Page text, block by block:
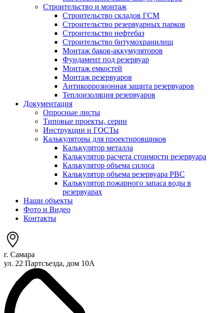
Строительство и монтаж
Строительство складов ГСМ
Строительство резервуарных парков
Строительство нефтебаз
Строительство битумохранилищ
Монтаж баков-аккумуляторов
Фундамент под резервуар
Монтаж емкостей
Монтаж резервуаров
Антикоррозионная защита резервуаров
Теплоизоляция резервуаров
Документация
Опросные листы
Типовые проекты, серии
Инструкции и ГОСТы
Калькуляторы для проектировщиков
Калькулятор металла
Калькулятор расчета стоимости резервуара
Калькулятор объема силоса
Калькулятор объема резервуара РВС
Калькулятор пожарного запаса воды в
резервуарах
Наши объекты
Фото и Видео
Контакты
г. Самара
ул. 22 Партсъезда, дом 10А